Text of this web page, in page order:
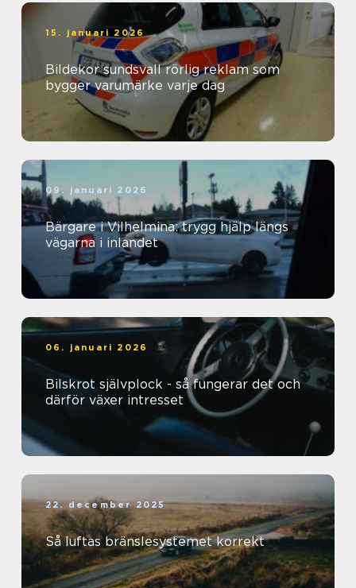
15. januari 2026
Bildekor sundsvall rörlig reklam som
bygger varumärke varje dag
09. januari 2026
Bärgare i Vilhelmina: trygg hjälp längs
vägarna i inlandet
06. januari 2026
Bilskrot självplock - så fungerar det och
därför växer intresset
22. december 2025
Så luftas bränslesystemet korrekt